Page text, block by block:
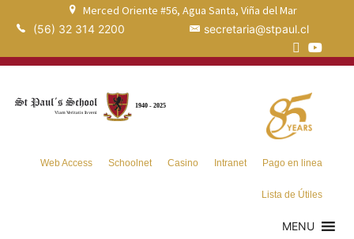
Merced Oriente #56, Agua Santa, Viña del Mar
(56) 32 314 2200 secretaria@stpaul.cl
Web Access Schoolnet Casino Intranet Pago en linea
Lista de Útiles
MENU